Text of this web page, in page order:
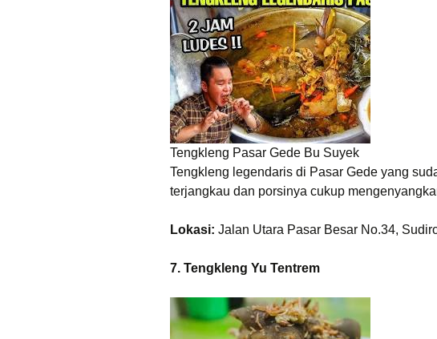
Tengkleng Pasar Gede Bu Suyek
Tengkleng legendaris di Pasar Gede yang
terjangkau dan porsinya cukup
Lokasi: Jalan Utara Pasar Besar No.34,
7. Tengkleng Yu Tentrem